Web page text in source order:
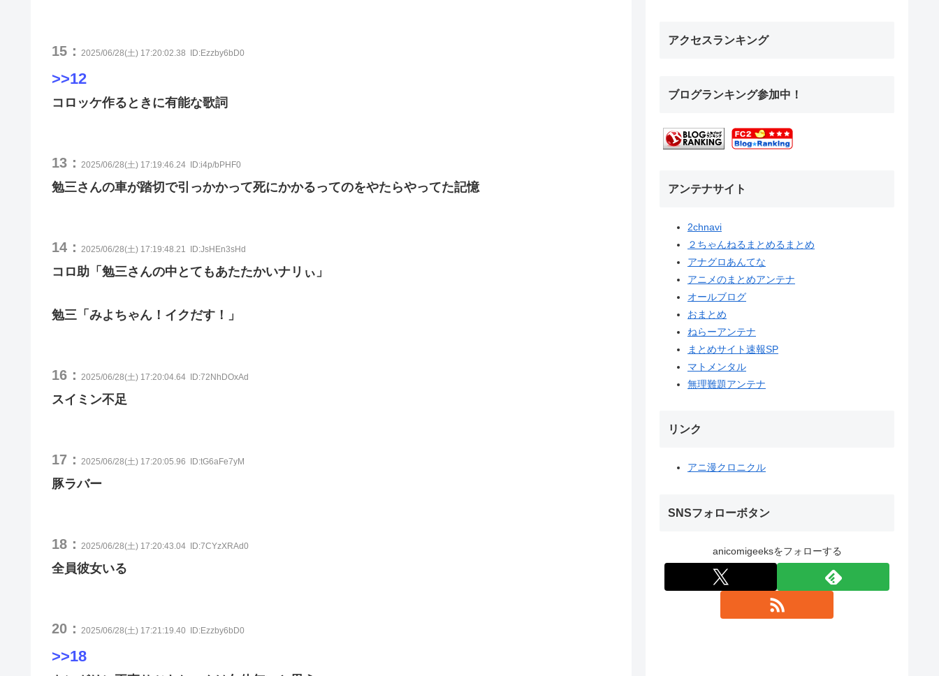
15： 2025/06/28(土) 17:20:02.38 ID:Ezzby6bD0
>>12
コロッケ作るときに有能な歌詞
13： 2025/06/28(土) 17:19:46.24 ID:i4p/bPHF0
勉三さんの車が踏切で引っかかって死にかかるってのをやたらやってた記憶
14： 2025/06/28(土) 17:19:48.21 ID:JsHEn3sHd
コロ助「勉三さんの中とてもあたたかいナリぃ」
勉三「みよちゃん！イクだす！」
16： 2025/06/28(土) 17:20:04.64 ID:72NhDOxAd
スイミン不足
17： 2025/06/28(土) 17:20:05.96 ID:tG6aFe7yM
豚ラバー
18： 2025/06/28(土) 17:20:43.04 ID:7CYzXRAd0
全員彼女いる
20： 2025/06/28(土) 17:21:19.40 ID:Ezzby6bD0
>>18
アクセスランキング
ブログランキング参加中！
アンテナサイト
2chnavi
２ちゃんねるまとめるまとめ
アナグロあんてな
アニメのまとめアンテナ
オールブログ
おまとめ
ねらーアンテナ
まとめサイト速報SP
マトメンタル
無理難題アンテナ
リンク
アニ漫クロニクル
SNSフォローボタン
anicomigeeksをフォローする